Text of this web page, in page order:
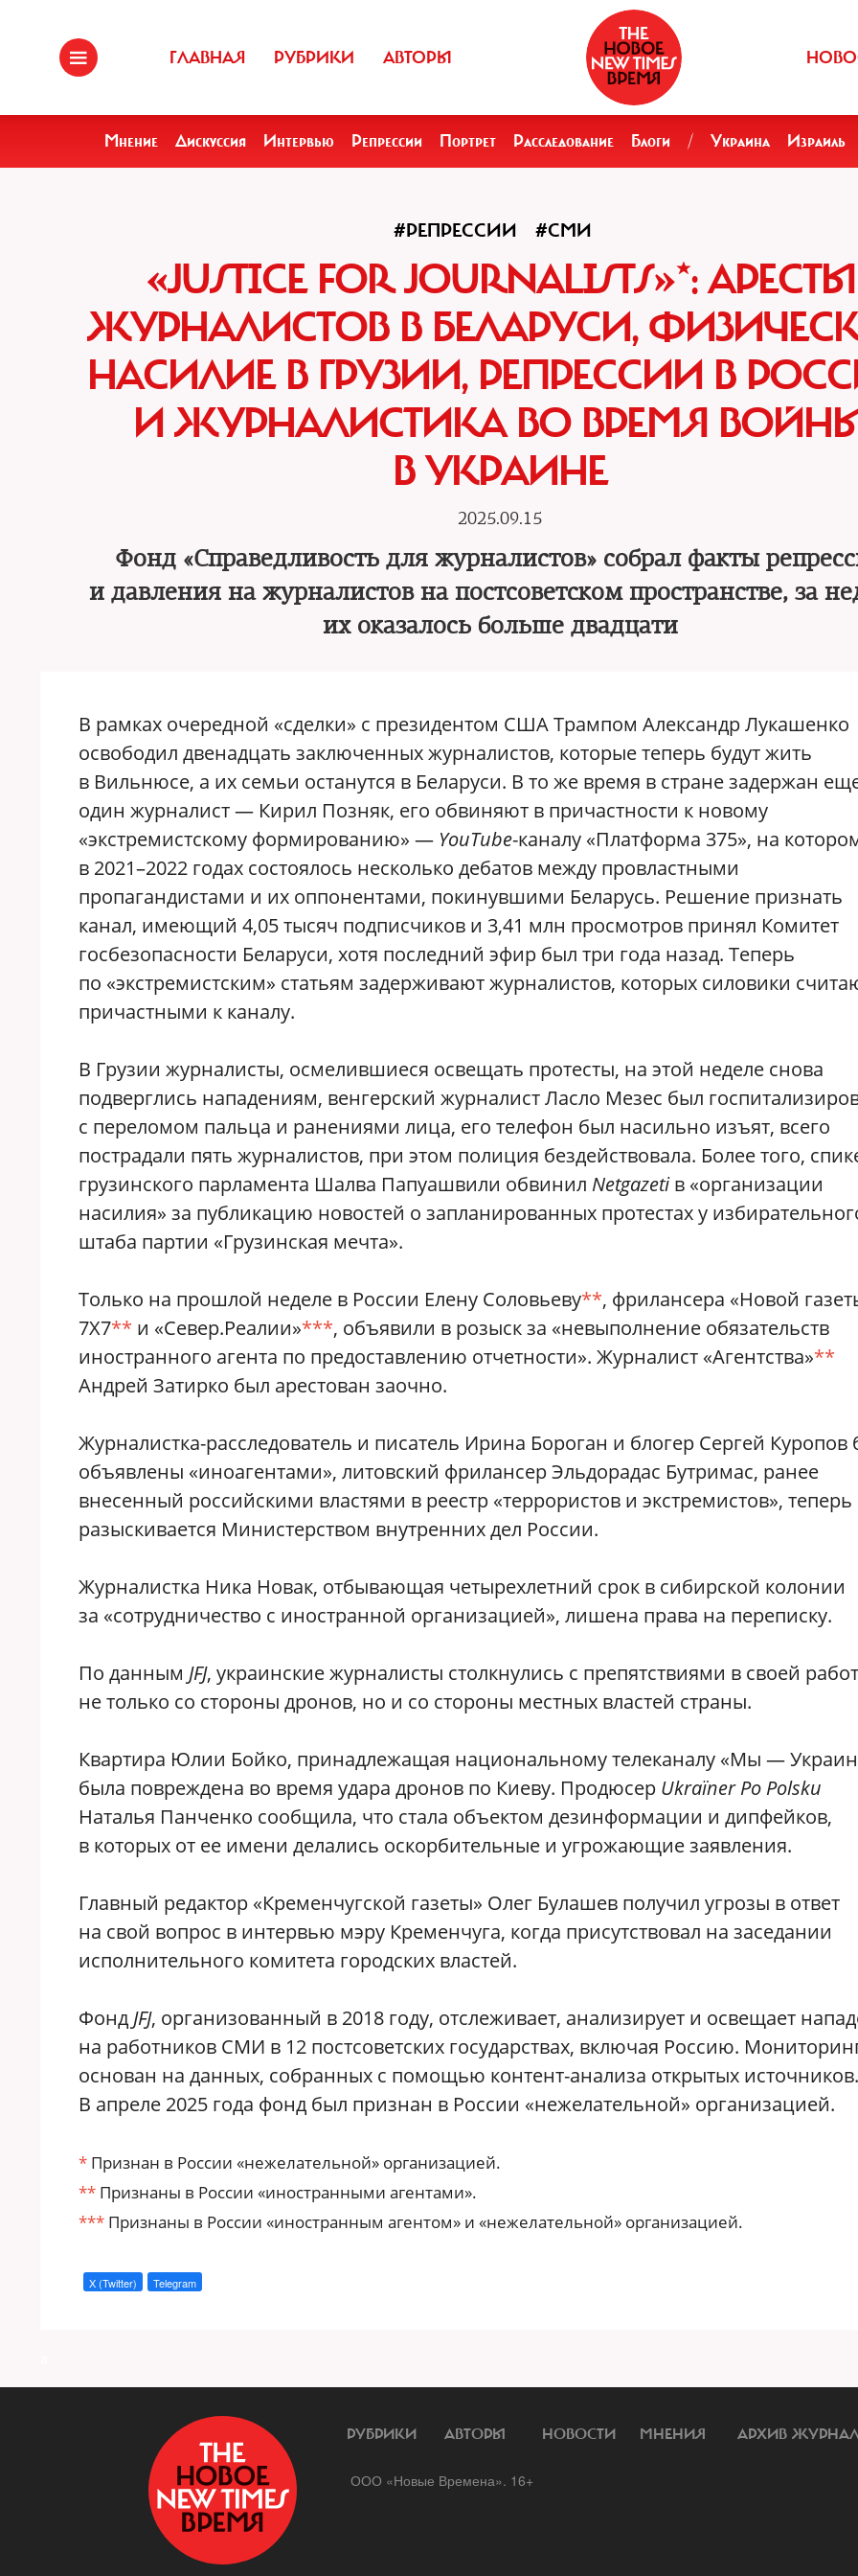
ГЛАВНАЯ РУБРИКИ АВТОРЫ
Мнение Дискуссия Интервью Репрессии Портрет Расследование Блоги / Украина Израиль
#РЕПРЕССИИ #СМИ
«JUSTICE FOR JOURNALISTS»*: АРЕСТЫ
ЖУРНАЛИСТОВ В БЕЛАРУСИ,
НАСИЛИЕ В ГРУЗИИ, РЕПРЕССИИ В
И ЖУРНАЛИСТИКА ВО ВРЕМЯ
В УКРАИНЕ
2025.09.15
Фонд «Справедливость для журналистов» собрал факты
и давления на журналистов на постсоветском пространстве, за
их оказалось больше двадцати
В рамках очередной «сделки» с президентом США Трампом Александр Лукашенко
освободил двенадцать заключенных журналистов, которые теперь будут жить
в Вильнюсе, а их семьи останутся в Беларуси. В то же время в стране задержан
один журналист — Кирил Позняк, его обвиняют в причастности к новому
«экстремистскому формированию» — YouTube-каналу «Платформа 375», на
в 2021–2022 годах состоялось несколько дебатов между провластными
пропагандистами и их оппонентами, покинувшими Беларусь. Решение признать
канал, имеющий 4,05 тысяч подписчиков и 3,41 млн просмотров принял Комитет
госбезопасности Беларуси, хотя последний эфир был три года назад. Теперь
по «экстремистским» статьям задерживают журналистов, которых силовики
причастными к каналу.
В Грузии журналисты, осмелившиеся освещать протесты, на этой неделе снова
подверглись нападениям, венгерский журналист Ласло Мезес был
с переломом пальца и ранениями лица, его телефон был насильно изъят, всего
пострадали пять журналистов, при этом полиция бездействовала. Более того,
грузинского парламента Шалва Папуашвили обвинил Netgazetiв «организации
насилия» за публикацию новостей о запланированных протестах у
штаба партии «Грузинская мечта».
Только на прошлой неделе в России Елену Соловьеву**, фрилансера «Новой
7X7** и «Север.Реалии»***, объявили в розыск за «невыполнение обязательств
иностранного агента по предоставлению отчетности». Журналист «Агентства»**
Андрей Затирко был арестован заочно.
Журналистка-расследователь и писатель Ирина Бороган и блогер Сергей Куропов
объявлены «иноагентами», литовский фрилансер Эльдорадас Бутримас, ранее
внесенный российскими властями в реестр «террористов и экстремистов», теперь
разыскивается Министерством внутренних дел России.
Журналистка Ника Новак, отбывающая четырехлетний срок в сибирской колонии
за «сотрудничество с иностранной организацией», лишена права на переписку.
По данным JFJ, украинские журналисты столкнулись с препятствиями в своей
не только со стороны дронов, но и со стороны местных властей страны.
Квартира Юлии Бойко, принадлежащая национальному телеканалу «Мы —
была повреждена во время удара дронов по Киеву. Продюсер Ukraїner Po Polsku
Наталья Панченко сообщила, что стала объектом дезинформации и дипфейков,
в которых от ее имени делались оскорбительные и угрожающие заявления.
Главный редактор «Кременчугской газеты» Олег Булашев получил угрозы в ответ
на свой вопрос в интервью мэру Кременчуга, когда присутствовал на заседании
исполнительного комитета городских властей.
Фонд JFJ, организованный в 2018 году, отслеживает, анализирует и освещает
на работников СМИ в 12 постсоветских государствах, включая Россию.
основан на данных, собранных с помощью контент-анализа открытых источников.
В апреле 2025 года фонд был признан в России «нежелательной» организацией.
* Признан в России «нежелательной» организацией.
** Признаны в России «иностранными агентами».
*** Признаны в России «иностранным агентом» и «нежелательной» организацией.
X (Twitter) Telegram
РУБРИКИ АВТОРЫ НОВОСТИ МНЕНИЯ АРХИВ
ООО «Новые Времена». 16+